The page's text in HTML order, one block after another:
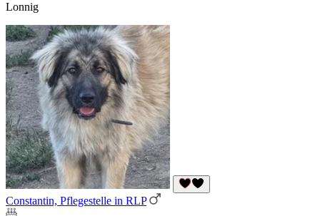
Lonnig
Constantin, Pflegestelle in RLP